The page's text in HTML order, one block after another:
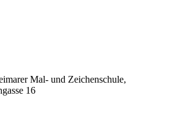
Mal- und Zeichenschule,
16